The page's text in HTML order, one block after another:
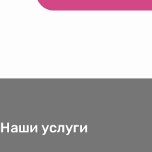
Наши услуги